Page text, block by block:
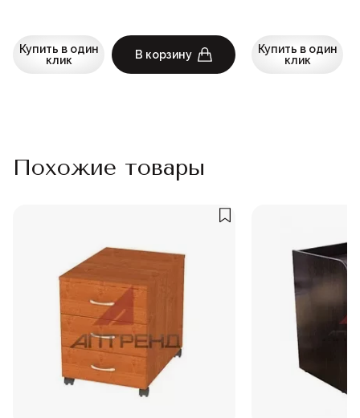
Купить в один
клик
В корзину
Купить в один
клик
Похожие товары